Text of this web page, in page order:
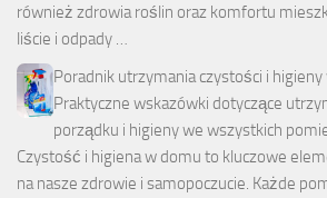
również zdrowia roślin oraz komfortu
liście i odpady …
Poradnik utrzymania czystości i higieny
Praktyczne wskazówki dotyczące
porządku i higieny we wszystkich
Czystość i higiena w domu to kluczowe
na nasze zdrowie i samopoczucie. Każde